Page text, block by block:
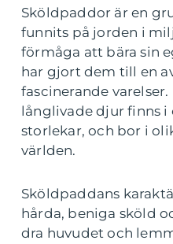
Sköldpaddor är en
funnits på jorden i
förmåga att bära sin
har gjort dem till en
fascinerande varelser.
långlivade djur finns i
storlekar, och bor i
världen.
Sköldpaddans
hårda, beniga sköld
dra huvudet och